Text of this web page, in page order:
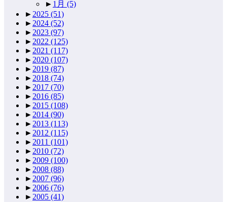
► 1月 (5)
► 2025 (51)
► 2024 (52)
► 2023 (97)
► 2022 (125)
► 2021 (117)
► 2020 (107)
► 2019 (87)
► 2018 (74)
► 2017 (70)
► 2016 (85)
► 2015 (108)
► 2014 (90)
► 2013 (113)
► 2012 (115)
► 2011 (101)
► 2010 (72)
► 2009 (100)
► 2008 (88)
► 2007 (96)
► 2006 (76)
► 2005 (41)